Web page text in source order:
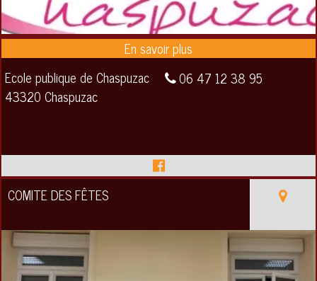
Ecole publique de Chaspuzac
43320 Chaspuzac
06 47 12 38 95
COMITE DES FÊTES